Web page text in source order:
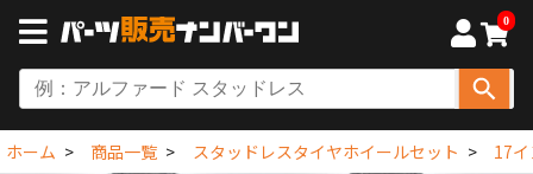
0
ホーム 商品一覧 スタッドレスタイヤホイールセット 17